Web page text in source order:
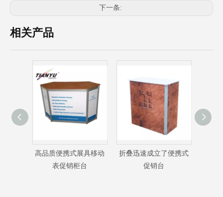
下一条:
相关产品
折叠迅速成立了便携式
促销台
折叠迅速成立了便携式
显示计数器